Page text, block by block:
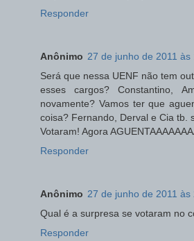
Responder
Anônimo 27 de junho de 2011 às
Será que nessa UENF não tem
esses cargos? Constantino,
novamente? Vamos ter que
coisa? Fernando, Derval e Cia tb.
Votaram! Agora
Responder
Anônimo 27 de junho de 2011 às
Qual é a surpresa se votaram no
Responder